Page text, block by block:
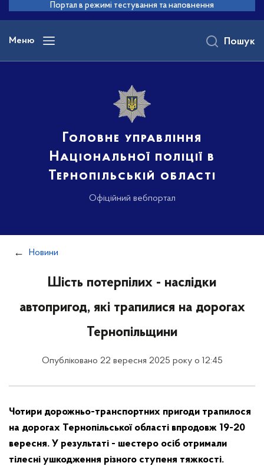
основного
вмісту
Портал в режимі тестування та наповнення
Меню
Головне управління
Національної поліції в
Тернопільській області
Офіційний вебпортал
Пошук
Новини
Шість потерпілих - наслідки
автопригод, які трапилися на дорогах
Тернопільщини
Опубліковано 22 вересня 2025 року о 12:45
Чотири дорожньо-транспортних пригоди трапилося
на дорогах Тернопільської області впродовж 19-20
вересня. У результаті - шестеро осіб отримали
тілесні ушкодження різного ступеня тяжкості.